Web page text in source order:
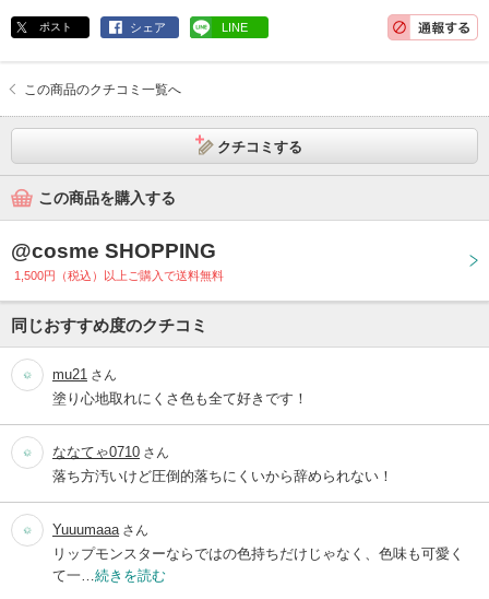
ポスト シェア LINE
この商品のクチコミ一覧へ
クチコミする
この商品を購入する
@cosme SHOPPING
1,500円（税込）以上ご購入で送料無料
同じおすすめ度のクチコミ
mu21 さん
塗り心地取れにくさ色も全て好きです！
ななてゃ0710 さん
落ち方汚いけど圧倒的落ちにくいから辞められない！
Yuuumaaa さん
リップモンスターならではの色持ちだけじゃなく、色味も可愛く
て一… 続きを読む